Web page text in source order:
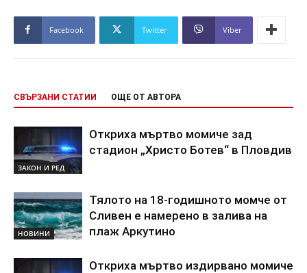
Facebook Twitter Viber
СВЪРЗАНИ СТАТИИ ОЩЕ ОТ АВТОРА
ЗАКОН И РЕД
Откриха мъртво момиче зад
стадион „Христо Ботев“ в Пловдив
НОВИНИ
Тялото на 18-годишното момче от
Сливен е намерено в залива на
плаж Аркутино
Откриха мъртво издирвано момиче